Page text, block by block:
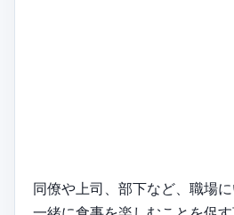
同僚や上司、部下など、職場